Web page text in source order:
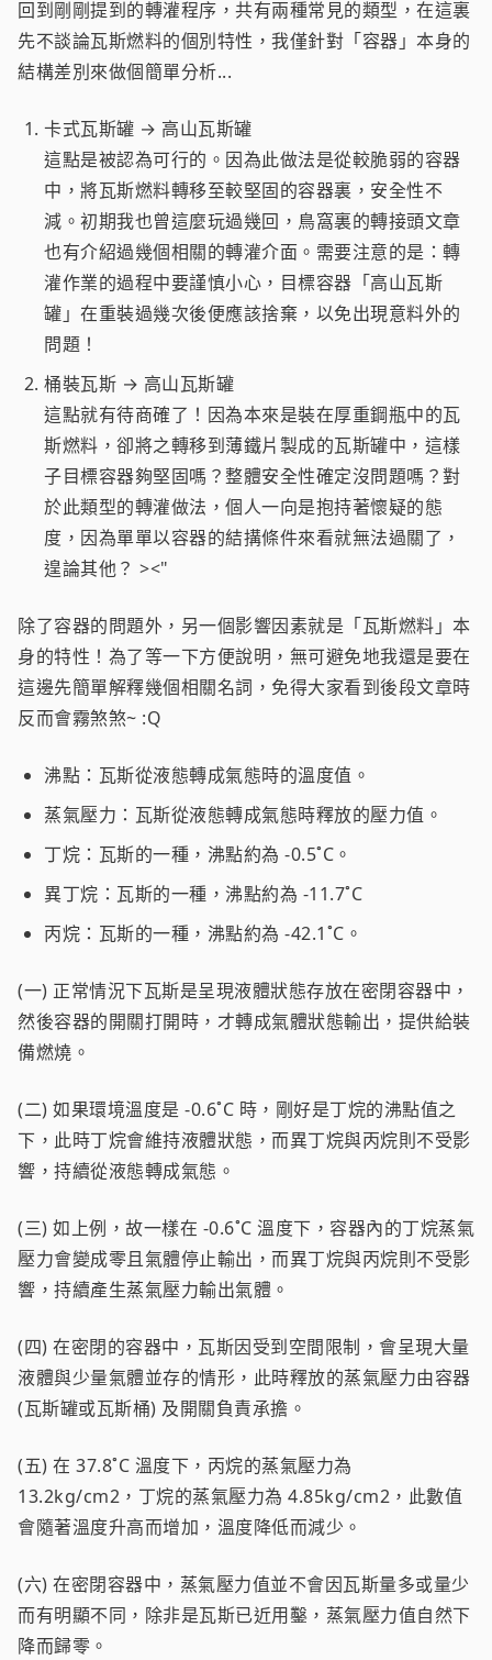
回到剛剛提到的轉灌程序，共有兩種常見的類型，在這裏
先不談論瓦斯燃料的個別特性，我僅針對「容器」本身的
結構差別來做個簡單分析...
卡式瓦斯罐 → 高山瓦斯罐
這點是被認為可行的。因為此做法是從較脆弱的容器
中，將瓦斯燃料轉移至較堅固的容器裏，安全性不
減。初期我也曾這麼玩過幾回，鳥窩裏的轉接頭文章
也有介紹過幾個相關的轉灌介面。需要注意的是：轉
灌作業的過程中要謹慎小心，目標容器「高山瓦斯
罐」在重裝過幾次後便應該捨棄，以免出現意料外的
問題！
桶裝瓦斯 → 高山瓦斯罐
這點就有待商確了！因為本來是裝在厚重鋼瓶中的瓦
斯燃料，卻將之轉移到薄鐵片製成的瓦斯罐中，這樣
子目標容器夠堅固嗎？整體安全性確定沒問題嗎？對
於此類型的轉灌做法，個人一向是抱持著懷疑的態
度，因為單單以容器的結搆條件來看就無法過關了，
遑論其他？ ><"
除了容器的問題外，另一個影響因素就是「瓦斯燃料」本
身的特性！為了等一下方便說明，無可避免地我還是要在
這邊先簡單解釋幾個相關名詞，免得大家看到後段文章時
反而會霧煞煞~ :Q
沸點：瓦斯從液態轉成氣態時的溫度值。
蒸氣壓力：瓦斯從液態轉成氣態時釋放的壓力值。
丁烷：瓦斯的一種，沸點約為 -0.5˚C。
異丁烷：瓦斯的一種，沸點約為 -11.7˚C
丙烷：瓦斯的一種，沸點約為 -42.1˚C。
(一) 正常情況下瓦斯是呈現液體狀態存放在密閉容器中，
然後容器的開關打開時，才轉成氣體狀態輸出，提供給裝
備燃燒。
(二) 如果環境溫度是 -0.6˚C 時，剛好是丁烷的沸點值之
下，此時丁烷會維持液體狀態，而異丁烷與丙烷則不受影
響，持續從液態轉成氣態。
(三) 如上例，故一樣在 -0.6˚C 溫度下，容器內的丁烷蒸氣
壓力會變成零且氣體停止輸出，而異丁烷與丙烷則不受影
響，持續產生蒸氣壓力輸出氣體。
(四) 在密閉的容器中，瓦斯因受到空間限制，會呈現大量
液體與少量氣體並存的情形，此時釋放的蒸氣壓力由容器
(瓦斯罐或瓦斯桶) 及開關負責承擔。
(五) 在 37.8˚C 溫度下，丙烷的蒸氣壓力為
13.2kg/cm2，丁烷的蒸氣壓力為 4.85kg/cm2，此數值
會隨著溫度升高而增加，溫度降低而減少。
(六) 在密閉容器中，蒸氣壓力值並不會因瓦斯量多或量少
而有明顯不同，除非是瓦斯已近用鑿，蒸氣壓力值自然下
降而歸零。